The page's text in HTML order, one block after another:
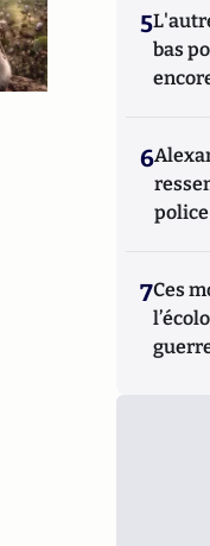
5
bas
6
7Ces